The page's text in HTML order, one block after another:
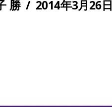
勝 / 2014年3月26日